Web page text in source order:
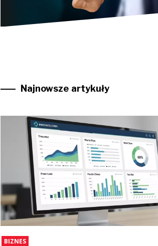
Najnowsze artykuły
BIZNES